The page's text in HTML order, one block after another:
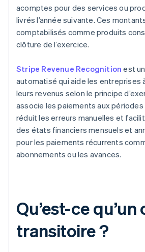
acomptes pour des services ou
livrés l’année suivante. Ces
comptabilisés comme produits
clôture de l’exercice.
Stripe Revenue Recognition est
automatisé qui aide les entreprises
leurs revenus selon le principe
associe les paiements aux
réduit les erreurs manuelles et
des états financiers mensuels et
pour les paiements récurrents
abonnements ou les avances.
Qu’est-ce
transitoire ?